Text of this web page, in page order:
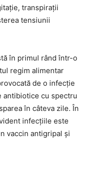
transpirații
tensiunii
în primul rând într-o
regim alimentar
de o infecție
antibiotice cu spectru
în câteva zile. În
infecțiile este
vaccin antigripal și